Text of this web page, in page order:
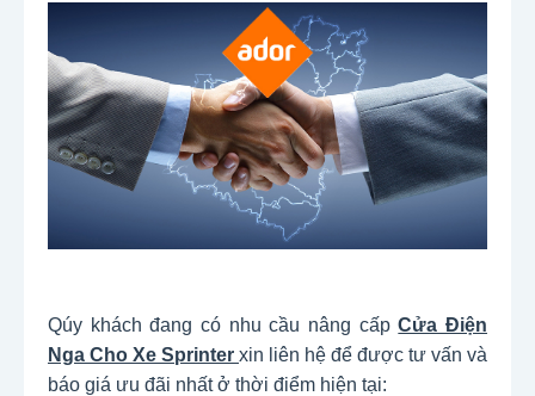
Qúy khách đang có nhu cầu nâng cấpCửa Điện
Nga Cho Xe Sprinter xin liên hệ để được tư vấn và
báo giá ưu đãi nhất ở thời điểm hiện tại: